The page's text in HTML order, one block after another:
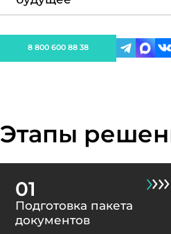
8 800 600 88 38
Этапы
01
Подготовка пакета
документов